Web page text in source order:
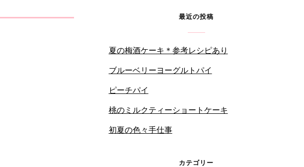
最近の投稿
夏の梅酒ケーキ＊参考レシピあり
ブルーベリーヨーグルトパイ
ピーチパイ
桃のミルクティーショートケーキ
初夏の色々手仕事
カテゴリー